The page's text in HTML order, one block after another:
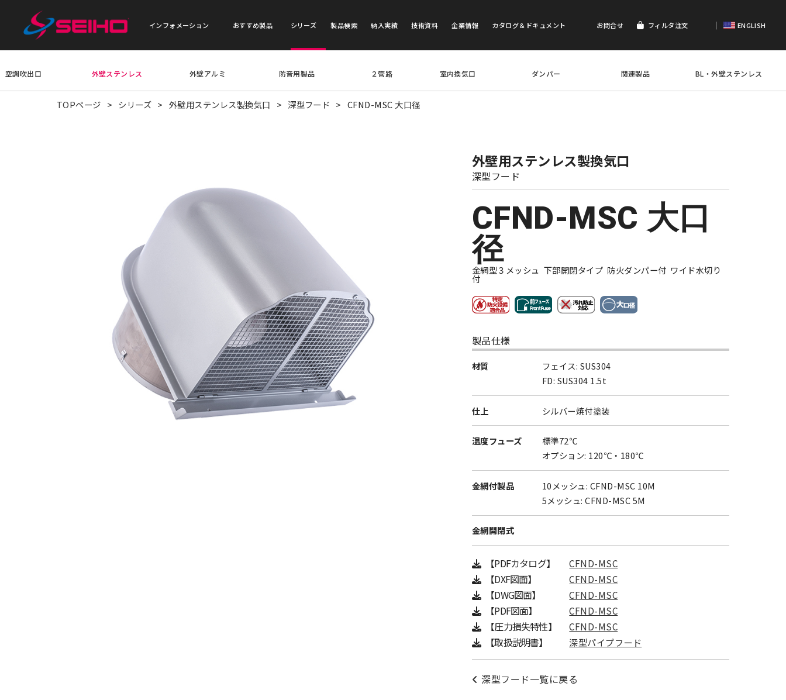
インフォメーション おすすめ製品 シリーズ 製品検索 納入実績 技術資料 企業情報 カタログ＆ドキュメント お問合せ フィルタ注文 ｜ ENGLISH
空調吹出口 外壁ステンレス 外壁アルミ 防音用製品 ２管路 室内換気口 ダンパー 関連製品 BL・外壁ステンレス
TOPページ シリーズ 外壁用ステンレス製換気口 深型フード CFND-MSC 大口径
外壁用ステンレス製換気口
深型フード
CFND-MSC 大口
径
金網型３メッシュ 下部開閉タイプ 防火ダンパー付 ワイド水切り
付
製品仕様
材質
フェイス: SUS304
FD: SUS304 1.5t
仕上 シルバー焼付塗装
温度フューズ
標準72℃
オプション: 120℃・180℃
金網付製品
10メッシュ: CFND-MSC 10M
5メッシュ: CFND-MSC 5M
金網開閉式
【PDFカタログ】 CFND-MSC
【DXF図面】 CFND-MSC
【DWG図面】 CFND-MSC
【PDF図面】 CFND-MSC
【圧力損失特性】 CFND-MSC
【取扱説明書】 深型パイプフード
深型フード一覧に戻る